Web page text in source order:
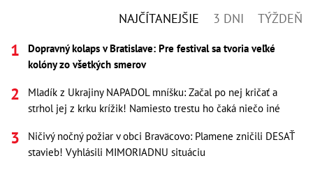
NAJČÍTANEJŠIE 3 DNI TÝŽDEŇ
Dopravný kolaps v Bratislave: Pre festival sa tvoria veľké
kolóny zo všetkých smerov
Mladík z Ukrajiny NAPADOL mníšku: Začal po nej kričať a
strhol jej z krku krížik! Namiesto trestu ho čaká niečo iné
Ničivý nočný požiar v obci Braväcovo: Plamene zničili DESAŤ
stavieb! Vyhlásili MIMORIADNU situáciu